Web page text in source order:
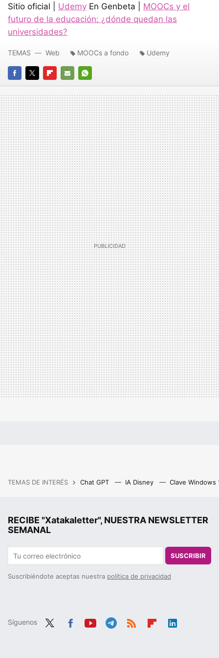
Sitio oficial | Udemy En Genbeta | MOOCs y el
futuro de la educación: ¿dónde quedan las
universidades?
FACEBOOK
TWITTERFLIPBOARD
E-
MAIL
WHATSAPP
TEMAS Web MOOCs a fondo Udemy
TEMAS DE INTERÉS Chat GPT IA Disney Clave Windows
RECIBE "Xatakaletter", NUESTRA NEWSLETTER
SEMANAL
SUSCRIBIR
Suscribiéndote aceptas nuestra política de privacidad
Síguenos